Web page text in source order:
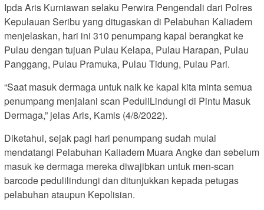
Ipda Aris Kurniawan selaku Perwira Pengendali dari Polres
Kepulauan Seribu yang ditugaskan di Pelabuhan Kaliadem
menjelaskan, hari ini 310 penumpang kapal berangkat ke
Pulau dengan tujuan Pulau Kelapa, Pulau Harapan, Pulau
Panggang, Pulau Pramuka, Pulau Tidung, Pulau Pari.
“Saat masuk dermaga untuk naik ke kapal kita minta semua
penumpang menjalani scan PeduliLindungi di Pintu Masuk
Dermaga,” jelas Aris, Kamis (4/8/2022).
Diketahui, sejak pagi hari penumpang sudah mulai
mendatangi Pelabuhan Kaliadem Muara Angke dan sebelum
masuk ke dermaga mereka diwajibkan untuk men-scan
barcode pedulilindungi dan ditunjukkan kepada petugas
pelabuhan ataupun Kepolisian.